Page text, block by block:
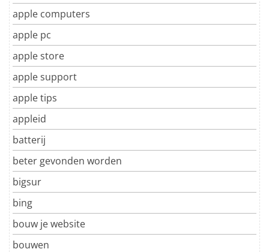
apple computers
apple pc
apple store
apple support
apple tips
appleid
batterij
beter gevonden worden
bigsur
bing
bouw je website
bouwen